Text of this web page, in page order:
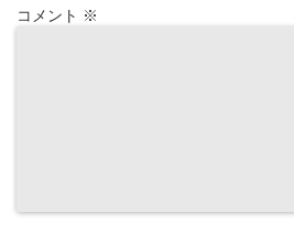
コメント ※